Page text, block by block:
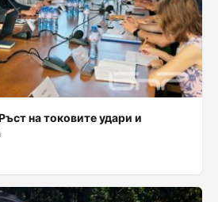
на токовите удари и